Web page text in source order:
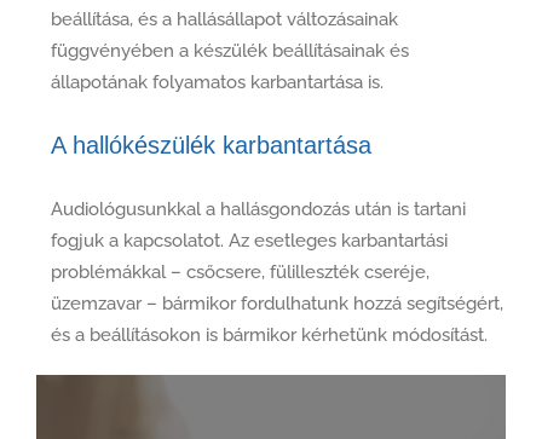
beállítása, és a hallásállapot változásainak
függvényében a készülék beállításainak és
állapotának folyamatos karbantartása is.
A hallókészülék karbantartása
Audiológusunkkal a hallásgondozás után is tartani
fogjuk a kapcsolatot. Az esetleges karbantartási
problémákkal – csőcsere, fülilleszték cseréje,
üzemzavar – bármikor fordulhatunk hozzá segítségért,
és a beállításokon is bármikor kérhetünk módosítást.